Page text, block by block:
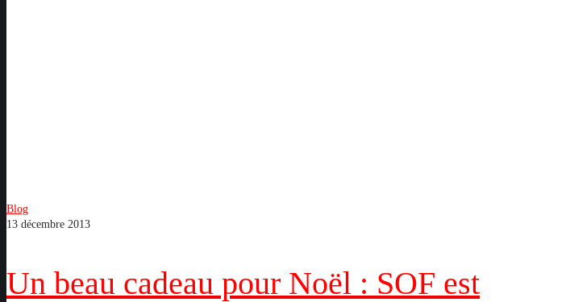
Blog
13 décembre 2013
Un beau cadeau pour Noël : SOF est